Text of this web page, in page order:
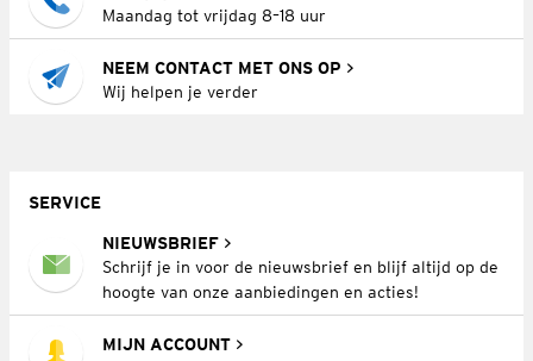
Maandag tot vrijdag 8–18 uur
NEEM CONTACT MET ONS OP
Wij helpen je verder
SERVICE
NIEUWSBRIEF
Schrijf je in voor de nieuwsbrief en blijf altijd op de
hoogte van onze aanbiedingen en acties!
MIJN ACCOUNT